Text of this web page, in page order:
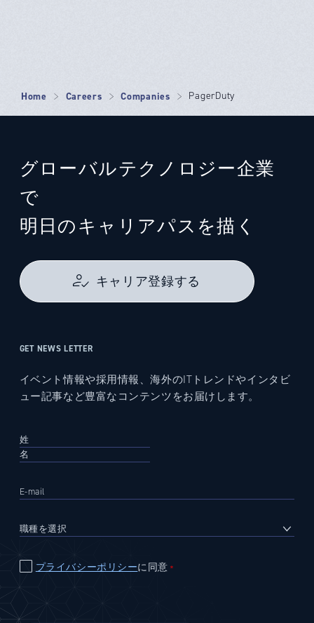
Home Careers Companies PagerDuty
グローバルテクノロジー企業
で
明日のキャリアパスを描く
キャリア登録する
GET NEWS LETTER
イベント情報や採用情報、海外のITトレンドやインタビ
ュー記事など豊富なコンテンツをお届けします。
プライバシーポリシーに同意 ＊